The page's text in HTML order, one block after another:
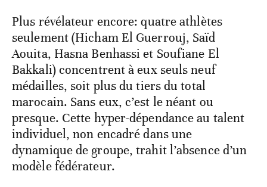
Plus révélateur encore: quatre athlètes
seulement (Hicham El Guerrouj, Saïd
Aouita, Hasna Benhassi et Soufiane El
Bakkali) concentrent à eux seuls neuf
médailles, soit plus du tiers du total
marocain. Sans eux, c’est le néant ou
presque. Cette hyper-dépendance au talent
individuel, non encadré dans une
dynamique de groupe, trahit l’absence d’un
modèle fédérateur.